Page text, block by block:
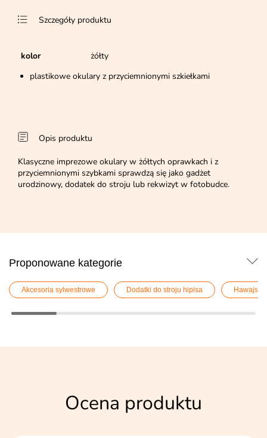
Szczegóły produktu
kolor
żółty
plastikowe okulary z przyciemnionymi szkiełkami
Opis produktu
Klasyczne imprezowe okulary w żółtych oprawkach i z
przyciemnionymi szybkami sprawdzą się jako gadżet
urodzinowy, dodatek do stroju lub rekwizyt w fotobudce.
Proponowane kategorie
Akcesoria sylwestrowe Dodatki do stroju hipisa
Ocena produktu